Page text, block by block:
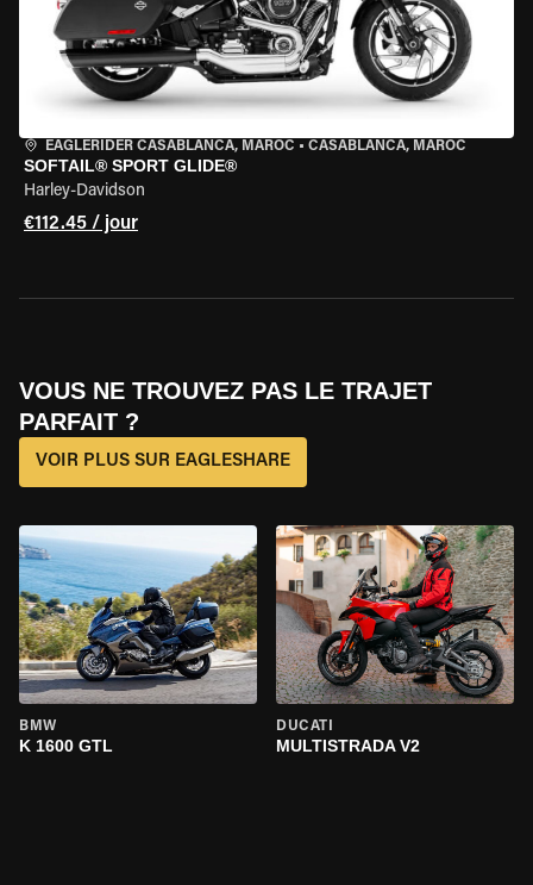
EAGLERIDER CASABLANCA, MAROC • CASABLANCA, MAROC
SOFTAIL® SPORT GLIDE®
Harley-Davidson
€112.45 / jour
VOUS NE TROUVEZ PAS LE TRAJET
PARFAIT ?
VOIR PLUS SUR EAGLESHARE
BMW
K 1600 GTL
DUCATI
MULTISTRADA V2